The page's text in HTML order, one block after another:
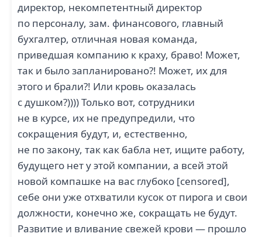
директор, некомпетентный директор
по персоналу, зам. финансового, главный
бухгалтер, отличная новая команда,
приведшая компанию к краху, браво! Может,
так и было запланировано?! Может, их для
этого и брали?! Или кровь оказалась
с душком?)))) Только вот, сотрудники
не в курсе, их не предупредили, что
сокращения будут, и, естественно,
не по закону, так как бабла нет, ищите работу,
будущего нет у этой компании, а всей этой
новой компашке на вас глубоко [censored],
себе они уже отхватили кусок от пирога и свои
должности, конечно же, сокращать не будут.
Развитие и вливание свежей крови — прошло